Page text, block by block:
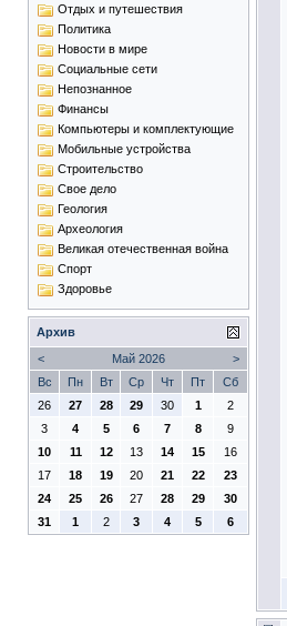
Отдых и путешествия
Политика
Новости в мире
Социальные сети
Непознанное
Финансы
Компьютеры и комплектующие
Мобильные устройства
Строительство
Свое дело
Геология
Археология
Великая отечественная война
Спорт
Здоровье
Архив
<
>
Май 2026
Вс
Пн Вт Ср Чт Пт
Сб
26
27 28 29 30 1
2
3
4 5 6 7 8
9
10
11 12 13 14 15
16
17
18 19 20 21 22
23
24
25 26 27 28 29
30
31
1 2 3 4 5 6